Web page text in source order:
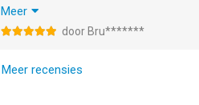
beginnen met selecteren etc)
Heel irritant
Meer
door Bru*******
Meer recensies